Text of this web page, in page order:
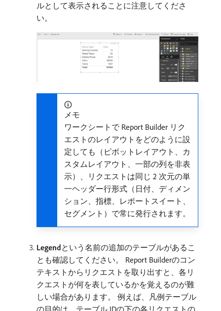
ルとして表示されることに注意してくださ
い。
メモ
ワークシートで Report Builder リク
エストのレイアウトをどのように設
定しても（ピボットレイアウト、カ
スタムレイアウト、一部の列を非表
示）、リクエストは同じ 2 次元の単
一ヘッダー行形式（日付、ディメン
ション、指標、レポートスイート、
セグメント）で常に発行されます。
Legend​という名前の追加のテーブルがあるこ
とも確認してください。 Report Builderのコン
テキストからリクエストを取り出すと、各リ
クエストが何を表しているかを覚えるのが難
しい場合があります。 例えば、凡例テーブル